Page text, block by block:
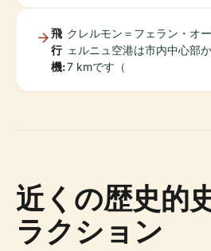
飛
行
機:
クレルモン＝フェラン・オ
ェルニュ空港は市内中心部
7 kmです（
近くの歴史的
ラクション